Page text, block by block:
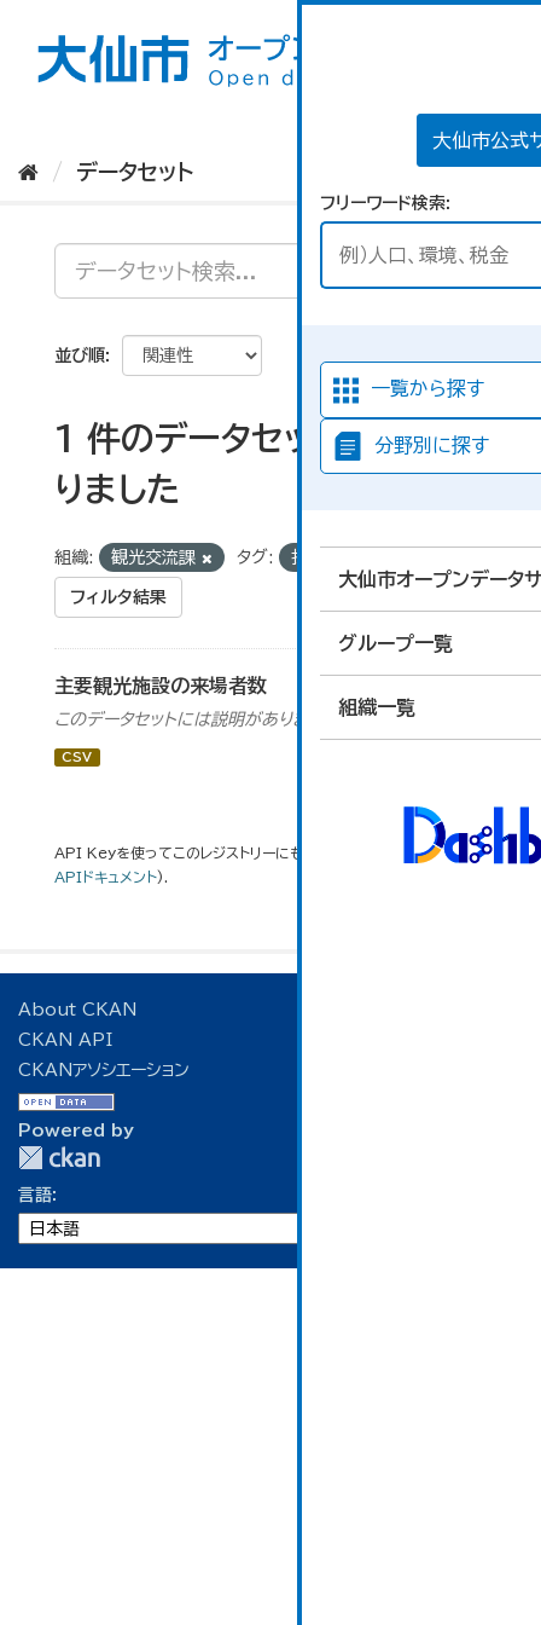
大仙市公式
フリーワード検索
一覧から探す
分野別に探す
大仙市オープンデータ
グループ一覧
組織一覧
データセット
並び順
1 件のデータセットが見つか
りました
組織: 観光交流課 タグ: 払田柵
フィルタ結果
主要観光施設の来場者数
このデータセットには説明がありません
CSV
API Keyを使ってこのレジストリーにもアクセス可能ですAPI(see
APIドキュメント).
About CKAN
CKAN API
CKANアソシエーション
Powered by
言語